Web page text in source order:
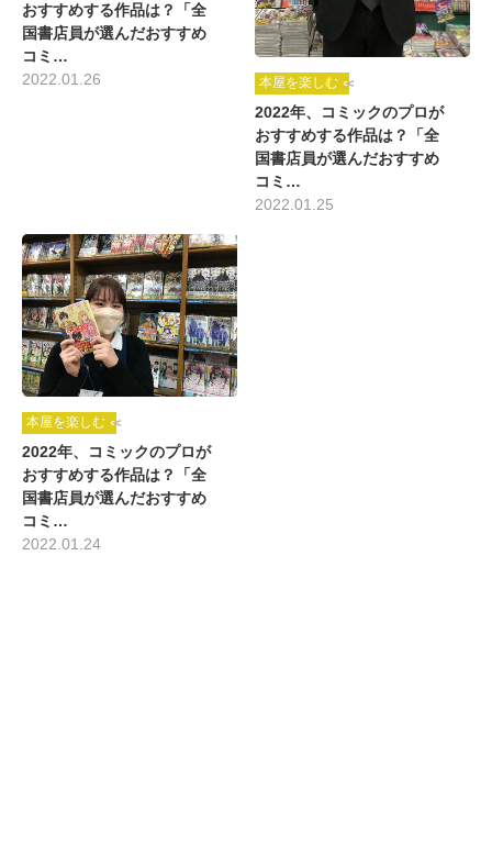
おすすめする作品は？「全
国書店員が選んだおすすめ
コミ…
2022.01.26
本屋を楽しむ
2022年、コミックのプロが
おすすめする作品は？「全
国書店員が選んだおすすめ
コミ…
2022.01.25
本屋を楽しむ
2022年、コミックのプロが
おすすめする作品は？「全
国書店員が選んだおすすめ
コミ…
2022.01.24